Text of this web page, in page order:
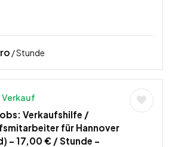
/ Stunde
Verkauf
Verkaufshilfe /
für Hannover
– 17,00 € / Stunde –